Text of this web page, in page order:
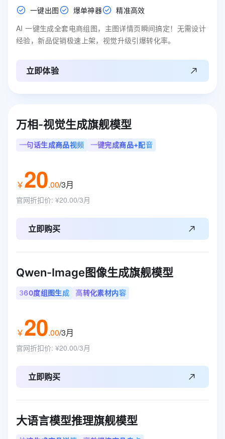
一键出图 爆单神器
精准高效
AI 一键生成全套电商组图，主图详情页瞬间搞定！无需设计
经验，新品促销极速上架，视觉升级引爆转化率。
立即体验
万相-视觉生成旗舰模型
一句话生成商品视频 一键完成商品+配音
￥20.00/3月
官网折扣价: ¥20.00/3月
立即购买
Qwen-Image图像生成旗舰模型
360度组图生成 高转化素材内容
￥20.00/3月
官网折扣价: ¥20.00/3月
立即购买
大语言模型推理旗舰模型